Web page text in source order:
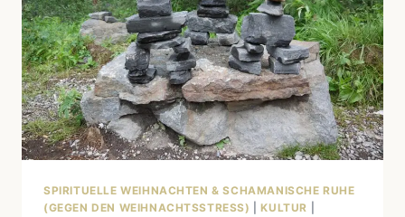
SPIRITUELLE WEIHNACHTEN & SCHAMANISCHE RUHE
(GEGEN DEN WEIHNACHTSSTRESS)
|KULTUR